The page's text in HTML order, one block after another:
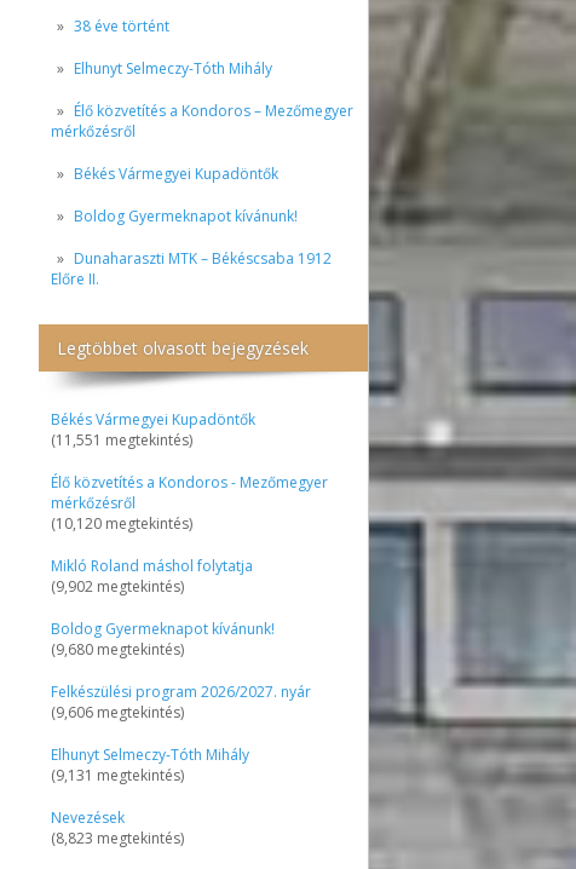
38 éve történt
Elhunyt Selmeczy-Tóth Mihály
Élő közvetítés a Kondoros – Mezőmegyer
mérkőzésről
Békés Vármegyei Kupadöntők
Boldog Gyermeknapot kívánunk!
Dunaharaszti MTK – Békéscsaba 1912
Előre II.
Legtöbbet olvasott bejegyzések
Békés Vármegyei Kupadöntők
(11,551 megtekintés)
Élő közvetítés a Kondoros - Mezőmegyer
mérkőzésről
(10,120 megtekintés)
Mikló Roland máshol folytatja
(9,902 megtekintés)
Boldog Gyermeknapot kívánunk!
(9,680 megtekintés)
Felkészülési program 2026/2027. nyár
(9,606 megtekintés)
Elhunyt Selmeczy-Tóth Mihály
(9,131 megtekintés)
Nevezések
(8,823 megtekintés)